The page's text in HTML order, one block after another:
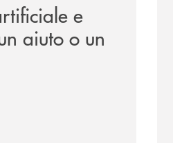
e
aiuto o un